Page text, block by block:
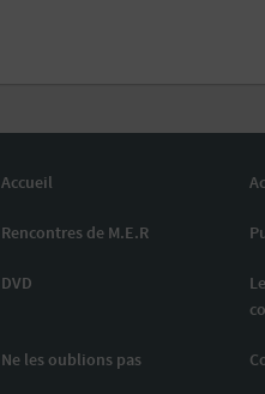
Accueil
Rencontres de M.E.R
DVD
Ne les oublions pas